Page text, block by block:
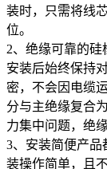
装时，只需将线
位。
2、绝缘可靠的硅
安装后始终保持
密，不会因电缆
分与主绝缘复合
力集中问题，绝
3、安装简便产品
装操作简单，且